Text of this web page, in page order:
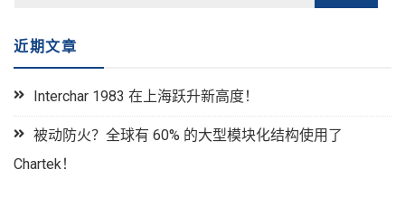
近期文章
Interchar 1983 在上海跃升新高度！
被动防火？全球有 60% 的大型模块化结构使用了
Chartek！